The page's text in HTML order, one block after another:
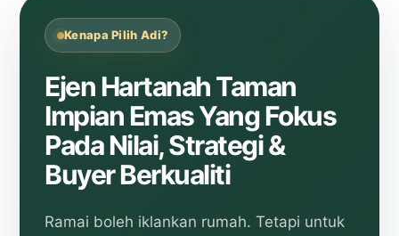
Kenapa Pilih Adi?
Ejen Hartanah Taman
Impian Emas Yang Fokus
Pada Nilai, Strategi &
Buyer Berkualiti
Ramai boleh iklankan rumah. Tetapi untuk